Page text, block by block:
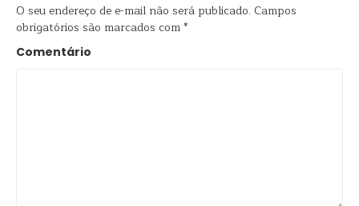
O seu endereço de e-mail não será publicado. Campos
obrigatórios são marcados com*
Comentário